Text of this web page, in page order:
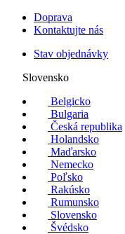
Doprava
Kontaktujte nás
Stav objednávky
Slovensko
Belgicko
Bulgaria
Česká republika
Holandsko
Maďarsko
Nemecko
Poľsko
Rakúsko
Rumunsko
Slovensko
Švédsko